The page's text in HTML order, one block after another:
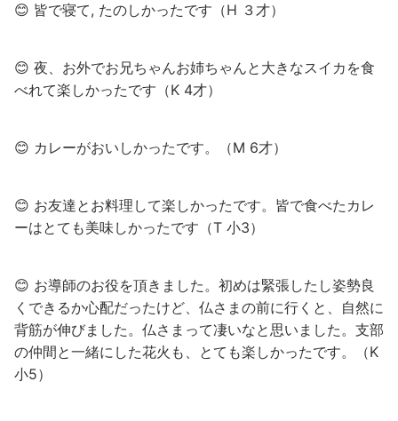
😊 皆で寝て, たのしかったです（H ３才）
😊 夜、お外でお兄ちゃんお姉ちゃんと大きなスイカを食
べれて楽しかったです（K 4才）
😊 カレーがおいしかったです。（M 6才）
😊 お友達とお料理して楽しかったです。皆で食べたカレ
ーはとても美味しかったです（T 小3）
😊 お導師のお役を頂きました。初めは緊張したし姿勢良
くできるか心配だったけど、仏さまの前に行くと、自然に
背筋が伸びました。仏さまって凄いなと思いました。支部
の仲間と一緒にした花火も、とても楽しかったです。（K
小5）